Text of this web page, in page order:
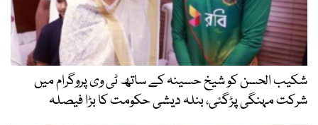
شکیب الحسن کو شیخ حسینہ کے ساتھ ٹی وی پروگرام میں
شرکت مہنگی پڑگئی، بنلہ دیشی حکومت کا بڑا فیصلہ